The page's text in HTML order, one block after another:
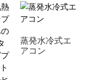
蒸発水冷式エ
アコン